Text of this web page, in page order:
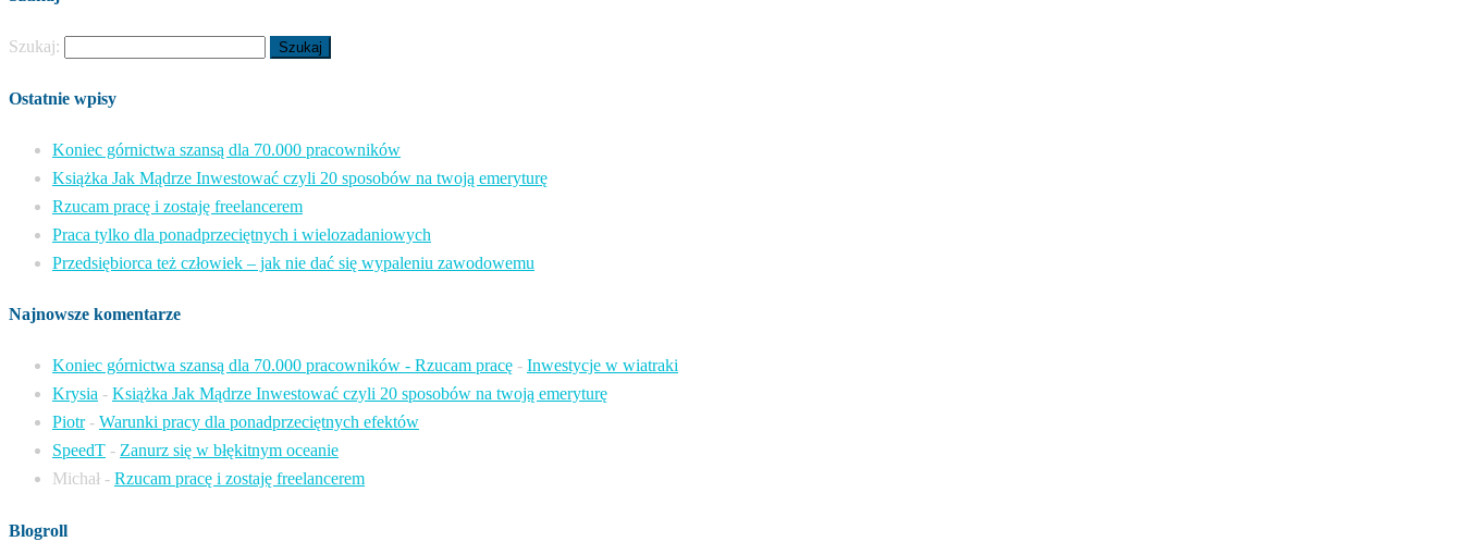
Szukaj:
Ostatnie wpisy
Koniec górnictwa szansą dla 70.000 pracowników
Książka Jak Mądrze Inwestować czyli 20 sposobów na twoją emeryturę
Rzucam pracę i zostaję freelancerem
Praca tylko dla ponadprzeciętnych i wielozadaniowych
Przedsiębiorca też człowiek – jak nie dać się wypaleniu zawodowemu
Najnowsze komentarze
Koniec górnictwa szansą dla 70.000 pracowników - Rzucam pracę - Inwestycje w wiatraki
Krysia - Książka Jak Mądrze Inwestować czyli 20 sposobów na twoją emeryturę
Piotr- Warunki pracy dla ponadprzeciętnych efektów
SpeedT - Zanurz się w błękitnym oceanie
Michał - Rzucam pracę i zostaję freelancerem
Blogroll